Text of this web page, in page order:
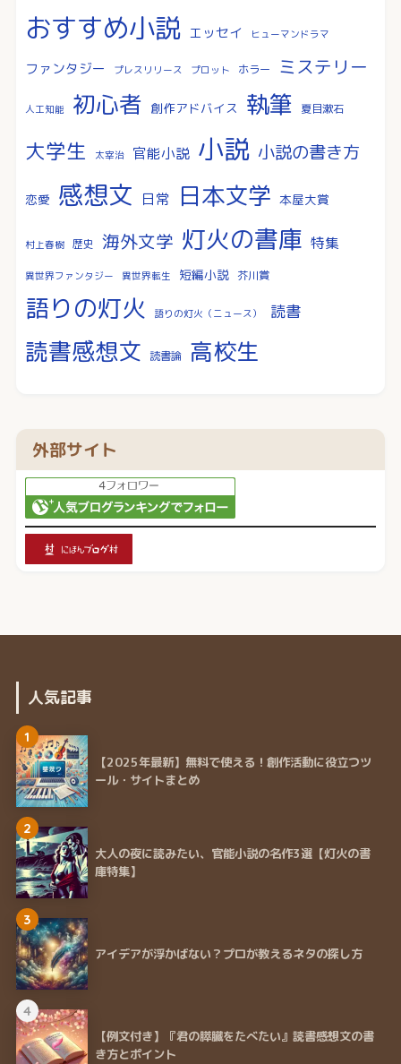
おすすめ小説 エッセイ ヒューマンドラマ
ファンタジー プレスリリース プロット ホラー ミステリー
人工知能 初心者 創作アドバイス 執筆 夏目漱石
大学生 太宰治 官能小説 小説 小説の書き方
恋愛 感想文 日常 日本文学 本屋大賞
村上春樹 歴史 海外文学 灯火の書庫 特集
異世界ファンタジー 異世界転生 短編小説 芥川賞
語りの灯火 語りの灯火（ニュース） 読書
読書感想文 読書論 高校生
外部サイト
人気記事
1
【2025年最新】無料で使える！創作活動に役立つツ
ール・サイトまとめ
2
大人の夜に読みたい、官能小説の名作3選【灯火の書
庫特集】
3
アイデアが浮かばない？プロが教えるネタの探し方
4
【例文付き】『君の膵臓をたべたい』読書感想文の書
き方とポイント